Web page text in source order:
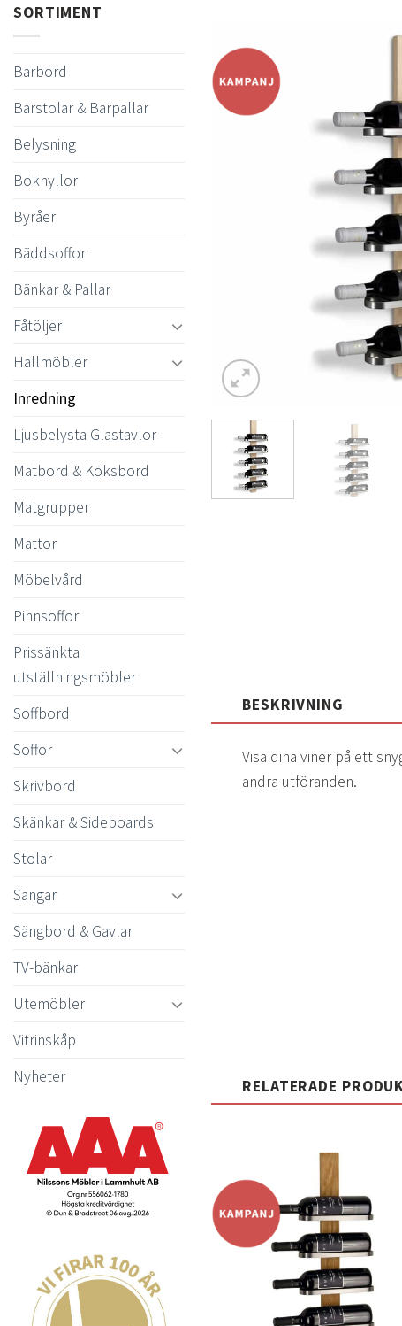
SORTIMENT
Barbord
Barstolar & Barpallar
Belysning
Bokhyllor
Byråer
Bäddsoffor
Bänkar & Pallar
Fåtöljer
Hallmöbler
Inredning
Ljusbelysta Glastavlor
Matbord & Köksbord
Matgrupper
Mattor
Möbelvård
Pinnsoffor
Prissänkta
utställningsmöbler
Soffbord
Soffor
Skrivbord
Skänkar & Sideboards
Stolar
Sängar
Sängbord & Gavlar
TV-bänkar
Utemöbler
Vitrinskåp
Nyheter
BESKRIVNING
Visa dina viner på ett
andra utföranden.
RELATERADE